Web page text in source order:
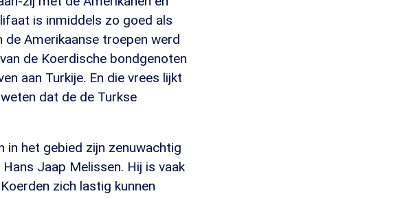
is inmiddels zo goed als
de Amerikaanse troepen werd
de Koerdische bondgenoten
aan Turkije. En die vrees lijkt
dat de de Turkse
in het gebied zijn zenuwachtig
Jaap Melissen. Hij is vaak
zich lastig kunnen